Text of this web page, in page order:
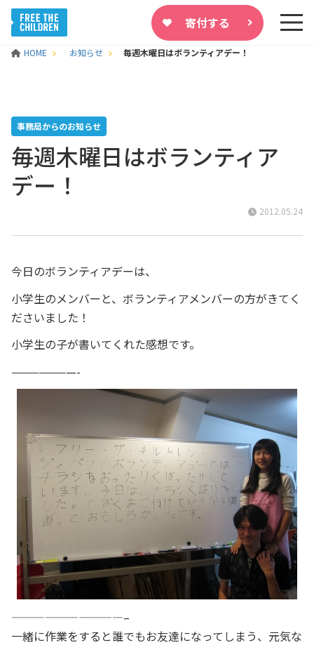
寄付する
HOME お知らせ 毎週木曜日はボランティアデー！
事務局からのお知らせ
毎週木曜日はボランティア
デー！
2012.05.24
今日のボランティアデーは、
小学生のメンバーと、ボランティアメンバーの方がきてく
ださいました！
小学生の子が書いてくれた感想です。
———————-
——————————–
一緒に作業をすると誰でもお友達になってしまう、元気な